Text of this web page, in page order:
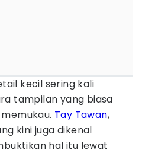
kecil sering kali
tampilan yang biasa
Tay Tawan,
kini juga dikenal
hal itu lewat